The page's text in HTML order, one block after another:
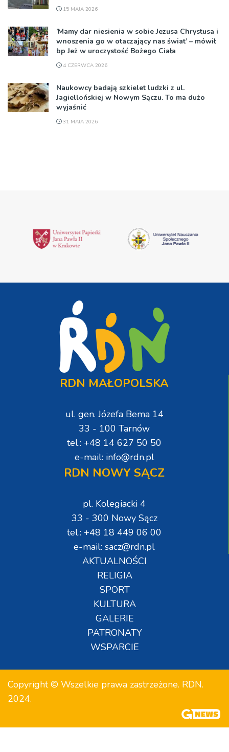
15 MAJA 2026
’Mamy dar niesienia w sobie Jezusa Chrystusa i
wnoszenia go w otaczający nas świat’ – mówił
bp Jeż w uroczystość Bożego Ciała
4 CZERWCA 2026
Naukowcy badają szkielet ludzki z ul.
Jagiellońskiej w Nowym Sączu. To ma dużo
wyjaśnić
31 MAJA 2026
RDN MAŁOPOLSKA
ul. gen. Józefa Bema 14
33 - 100 Tarnów
tel.: +48 14 627 50 50
e-mail: info@rdn.pl
RDN NOWY SĄCZ
pl. Kolegiacki 4
33 - 300 Nowy Sącz
tel.: +48 18 449 06 00
e-mail: sacz@rdn.pl
AKTUALNOŚCI
RELIGIA
SPORT
KULTURA
GALERIE
PATRONATY
WSPARCIE
Copyright © Wszelkie prawa zastrzeżone. RDN.
2024.